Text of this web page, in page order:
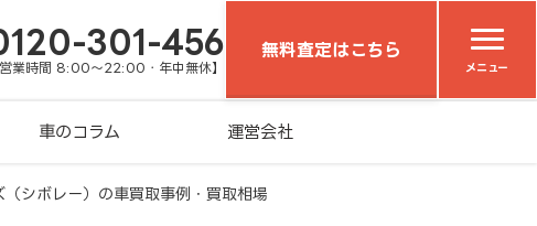
301-456
営業時間 8:00～22:00・年中無休】
無料査定はこちら
メニュー
車のコラム 運営会社
（シボレー）の車買取事例・買取相場